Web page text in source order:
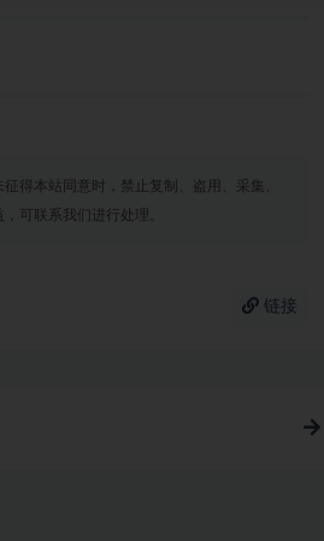
得本站同意时，禁止复制、盗用、采集、
可联系我们进行处理。
链接